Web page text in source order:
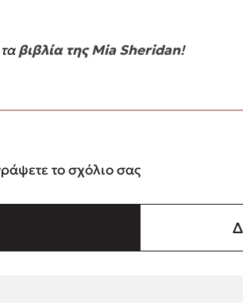
βιβλία της Mia Sheridan!
το σχόλιο σας